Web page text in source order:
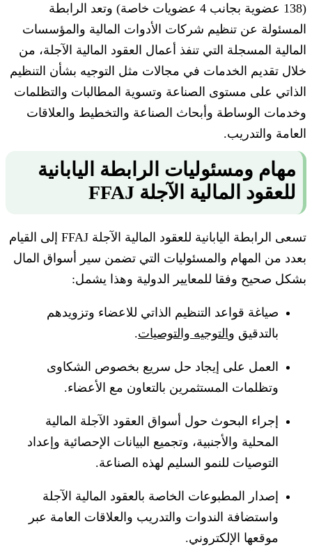
(138 عضوية بجانب 4 عضويات خاصة) وتعد الرابطة
المسئولة عن تنظيم شركات الأدوات المالية والمؤسسات
المالية المسجلة التي تنفذ أعمال العقود المالية الآجلة، من
خلال تقديم الخدمات في مجالات مثل التوجيه بشأن التنظيم
الذاتي على مستوى الصناعة وتسوية المطالبات والتظلمات
وخدمات الوساطة وأبحاث الصناعة والتخطيط والعلاقات
العامة والتدريب.
مهام ومسئوليات الرابطة اليابانية
للعقود المالية الآجلة FFAJ
تسعى الرابطة اليابانية للعقود المالية الآجلة FFAJ إلى القيام
بعدد من المهام والمسئوليات التي تضمن سير أسواق المال
بشكل صحيح وفقا للمعايير الدولية وهذا يشمل:
صياغة قواعد التنظيم الذاتي للاعضاء وتزويدهم
بالتدقيق و التوجيه والتوصيات.
العمل على إيجاد حل سريع بخصوص الشكاوى
وتظلمات المستثمرين بالتعاون مع الأعضاء.
إجراء البحوث حول أسواق العقود الآجلة المالية
المحلية والأجنبية، وتجميع البيانات الإحصائية وإعداد
التوصيات للنمو السليم لهذه الصناعة.
إصدار المطبوعات الخاصة بالعقود المالية الآجلة
واستضافة الندوات والتدريب والعلاقات العامة عبر
موقعها الإلكتروني.